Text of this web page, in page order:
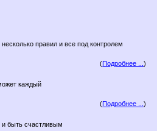
правил и все под контролем
(Подробнее ...)
каждый
(Подробнее ...)
и быть счастливым